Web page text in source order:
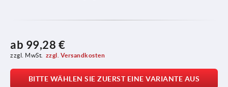
ab 99,28 €
zzgl. MwSt. zzgl. Versandkosten
BITTE WÄHLEN SIE ZUERST EINE VARIANTE AUS